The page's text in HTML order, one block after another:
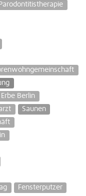
Berlin
Saunen
Fensterputzer